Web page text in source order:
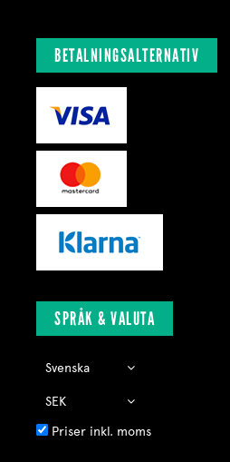
BETALNINGSALTERNATIV
SPRÅK & VALUTA
Priser inkl. moms